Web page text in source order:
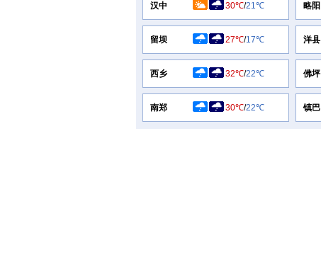
汉中 30℃/21℃ 略阳
留坝 27℃/17℃ 洋县
西乡 32℃/22℃ 佛坪
南郑 30℃/22℃ 镇巴